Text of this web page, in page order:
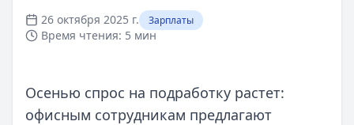
26 октября 2025 г. Зарплаты
Время чтения: 5 мин
Осенью спрос на подработку растет:
офисным сотрудникам предлагают